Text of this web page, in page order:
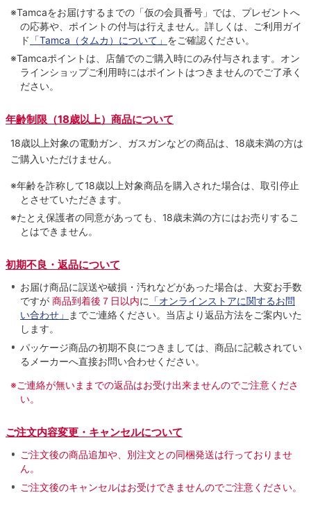
※Tamcaをお届けするまでの「仮の会員番号」では、プレゼントへ
の応募や、ポイントの付与は⾏えません。詳しくは、ご利⽤ガイ
ド 「Tamca（タムカ）について」 をご確認ください。
※Tamcaポイントは、店舗でのご購⼊時にのみ付与されます。オン
ラインショップご利用時にはポイントはつきませんのでご了承く
ださい。
年齢制限（18歳以上）商品について
18歳以上対象の電動ガン、ガスガンなどの商品は、18歳未満の方は
ご購入いただけません。
※年齢を詐称して18歳以上対象商品を購入された場合は、取引停止
とさせていただきます。
※たとえ保護者の同意があっても、18歳未満の方にはお売りするこ
とはできません。
初期不良・返品について
お届け商品に誤送や破損・汚れなどがあった場合は、大変お手数
ですが 商品到着後７日以内に 「オンラインストアに関するお問
い合わせ」
までご連絡ください。当店より返品方法をご案内いた
します。
パッケージ商品の初期不良につきましては、商品に記載されてい
るメーカーへ直接お問い合わせください。
※ご連絡が無いままでの返品はお受け出来ませんのでご注意くださ
い。
ご注文内容変更・キャンセルについて
ご注文後の商品追加や、別注文との同梱発送は行っておりませ
ん。
ご注文後のキャンセルはお受けできませんのでご注意ください。